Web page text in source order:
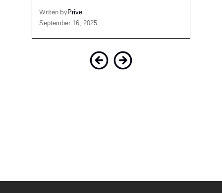
Writen byPrive
September 16, 2025